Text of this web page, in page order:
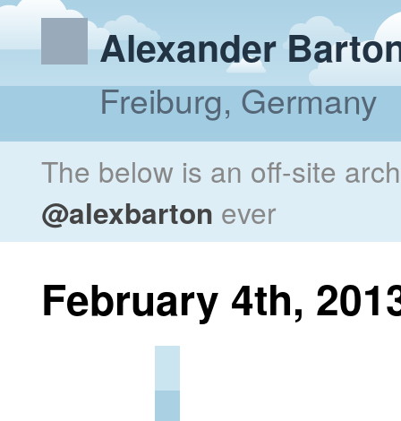
Alexander
Freiburg, Germany
The below is an off-site
@alexbarton ever
February 4th,